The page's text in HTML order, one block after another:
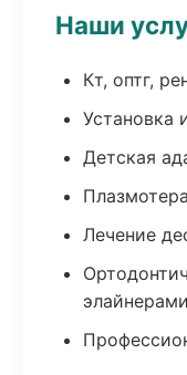
Наши
Кт, оптг,
Установка
Детская
Лечение
элайнерами